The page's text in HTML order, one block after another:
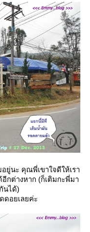
ยู่นะ คุณพี่เขาใจดีให้เรา
อีกต่างหาก (ก็เติมกะพี่มา
นได้)
ดอยเลยค่ะ